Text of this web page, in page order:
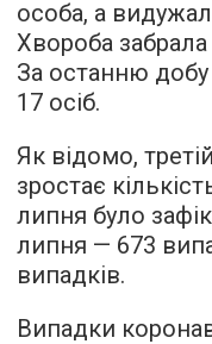
особа, а
Хвороба
За останню добу
17 осіб.
Як відомо,
зростає
липня було
липня — 673
випадків.
Випадки